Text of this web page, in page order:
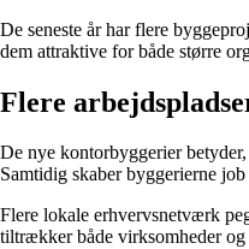
De seneste år har flere
dem attraktive for både større
Flere
De nye kontorbyggerier
Samtidig skaber byggerierne
Flere lokale erhvervsnetværk
tiltrækker både virksomheder og